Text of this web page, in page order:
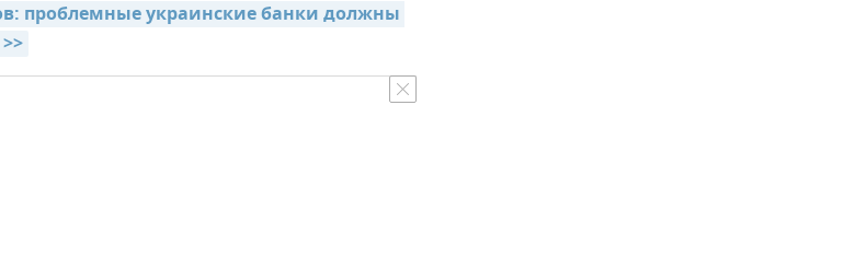
проблемные украинские банки должны